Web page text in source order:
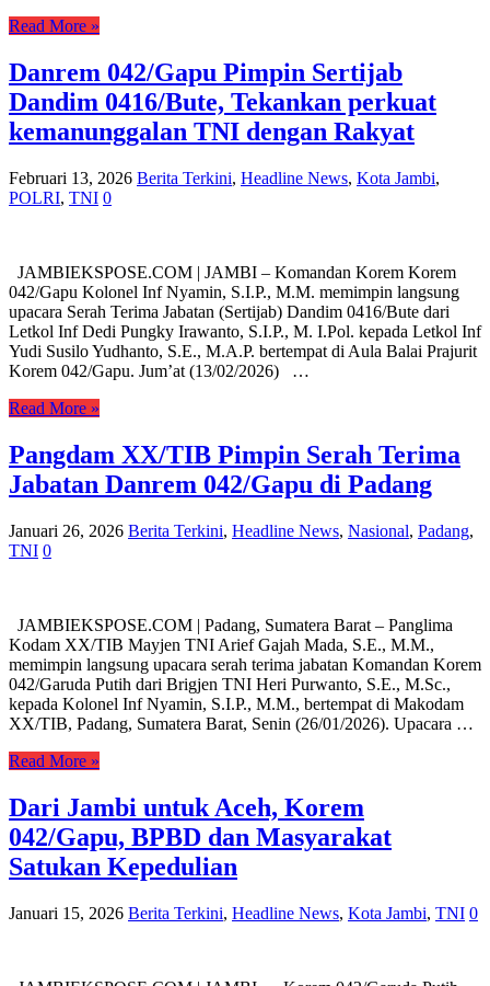
Read More »
Danrem 042/Gapu Pimpin Sertijab
Dandim 0416/Bute, Tekankan perkuat
kemanunggalan TNI dengan Rakyat
Februari 13, 2026 Berita Terkini, Headline News, Kota Jambi,
POLRI, TNI 0
JAMBIEKSPOSE.COM | JAMBI – Komandan Korem Korem
042/Gapu Kolonel Inf Nyamin, S.I.P., M.M. memimpin langsung
upacara Serah Terima Jabatan (Sertijab) Dandim 0416/Bute dari
Letkol Inf Dedi Pungky Irawanto, S.I.P., M. I.Pol. kepada Letkol Inf
Yudi Susilo Yudhanto, S.E., M.A.P. bertempat di Aula Balai Prajurit
Korem 042/Gapu. Jum’at (13/02/2026) …
Read More »
Pangdam XX/TIB Pimpin Serah Terima
Jabatan Danrem 042/Gapu di Padang
Januari 26, 2026 Berita Terkini, Headline News, Nasional, Padang,
TNI 0
JAMBIEKSPOSE.COM | Padang, Sumatera Barat – Panglima
Kodam XX/TIB Mayjen TNI Arief Gajah Mada, S.E., M.M.,
memimpin langsung upacara serah terima jabatan Komandan Korem
042/Garuda Putih dari Brigjen TNI Heri Purwanto, S.E., M.Sc.,
kepada Kolonel Inf Nyamin, S.I.P., M.M., bertempat di Makodam
XX/TIB, Padang, Sumatera Barat, Senin (26/01/2026). Upacara …
Read More »
Dari Jambi untuk Aceh, Korem
042/Gapu, BPBD dan Masyarakat
Satukan Kepedulian
Januari 15, 2026 Berita Terkini, Headline News, Kota Jambi, TNI 0